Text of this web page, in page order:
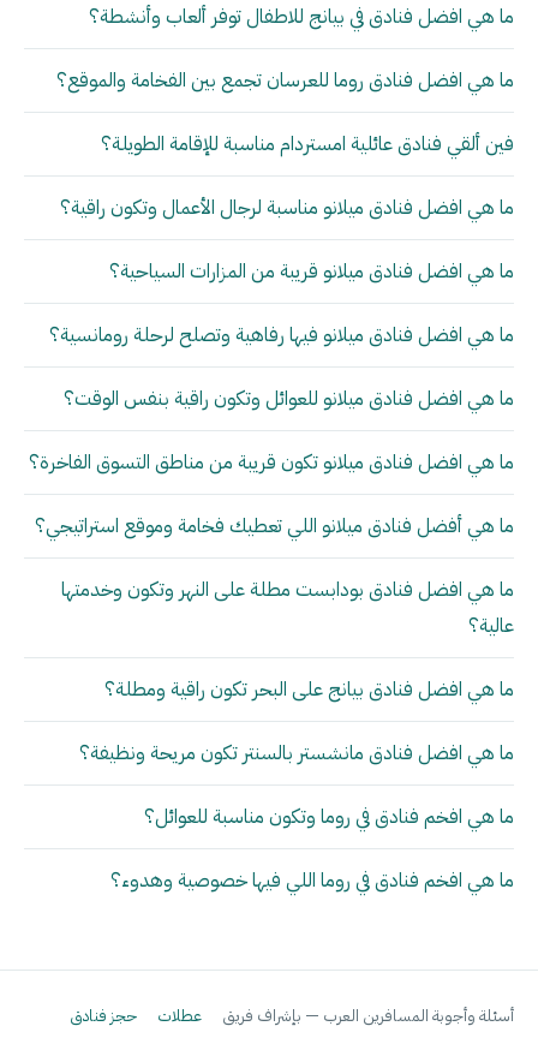
ما هي افضل فنادق في بيانج للاطفال توفر ألعاب وأنشطة؟
ما هي افضل فنادق روما للعرسان تجمع بين الفخامة والموقع؟
فين ألقي فنادق عائلية امستردام مناسبة للإقامة الطويلة؟
ما هي افضل فنادق ميلانو مناسبة لرجال الأعمال وتكون راقية؟
ما هي افضل فنادق ميلانو قريبة من المزارات السياحية؟
ما هي افضل فنادق ميلانو فيها رفاهية وتصلح لرحلة رومانسية؟
ما هي افضل فنادق ميلانو للعوائل وتكون راقية بنفس الوقت؟
ما هي افضل فنادق ميلانو تكون قريبة من مناطق التسوق الفاخرة؟
ما هي أفضل فنادق ميلانو اللي تعطيك فخامة وموقع استراتيجي؟
ما هي افضل فنادق بودابست مطلة على النهر وتكون وخدمتها
عالية؟
ما هي افضل فنادق بيانج على البحر تكون راقية ومطلة؟
ما هي افضل فنادق مانشستر بالسنتر تكون مريحة ونظيفة؟
ما هي افخم فنادق في روما وتكون مناسبة للعوائل؟
ما هي افخم فنادق في روما اللي فيها خصوصية وهدوء؟
أسئلة وأجوبة المسافرين العرب — بإشراف فريق عطلات حجز فنادق